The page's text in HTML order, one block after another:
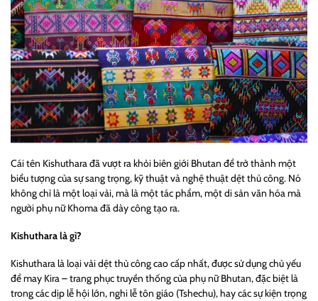
Cái tên Kishuthara đã vượt ra khỏi biên giới Bhutan để trở thành một
biểu tượng của sự sang trọng, kỹ thuật và nghệ thuật dệt thủ công. Nó
không chỉ là một loại vải, mà là một tác phẩm, một di sản văn hóa mà
người phụ nữ Khoma đã dày công tạo ra.
Kishuthara là gì?
Kishuthara là loại vải dệt thủ công cao cấp nhất, được sử dụng chủ yếu
để may Kira – trang phục truyền thống của phụ nữ Bhutan, đặc biệt là
trong các dịp lễ hội lớn, nghi lễ tôn giáo (Tshechu), hay các sự kiện trọng